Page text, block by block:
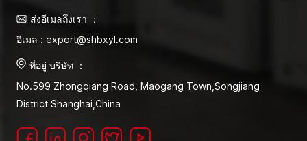
ส่งอีเมลถึงเรา ：
อีเมล : export@shbxyl.com
ที่อยู่ บริษัท ：
No.599 Zhongqiang Road, Maogang Town,Songjiang
District Shanghai,China